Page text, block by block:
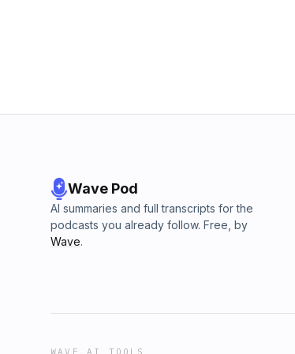
Wave Pod
AI summaries and full transcripts for the
podcasts you already follow. Free, by
Wave.
WAVE AI TOOLS